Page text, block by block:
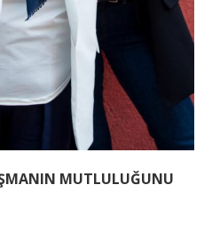
MUTLULUĞUNU